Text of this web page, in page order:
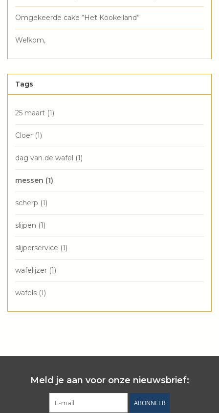
Omgekeerde cake “Het Kookeiland”
Welkom,
Tags
25 maart (1)
Cloer (1)
dag van de wafel (1)
messen (1)
scherp (1)
slijpen (1)
slijperservice (1)
wafelijzer (1)
wafels (1)
Meld je aan voor onze nieuwsbrief:
ABONNEER